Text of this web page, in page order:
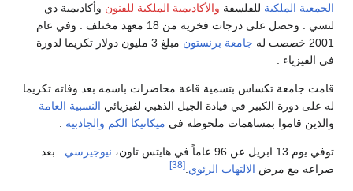
الجمعية الملكية للفلسفة والأكاديمية الملكية للفنون وأكاديمية دي
لنسي . وحصل على درجات فخرية من 18 معهد مختلف . وفي عام
2001 خصصت له
جامعة برنستون
مبلغ 3 مليون دولار تكريما لدورة
في الفيزياء .
قامت جامعة تكساس بتسمية قاعة محاضرات باسمه بعد وفاته تكريما
له على دورة الكبير في قيادة الجيل الذهبي لفيزيائي النسبية العامة
والذين قاموا بمساهمات ملحوظة في ميكانيكا الكم والجاذبية
توفي يوم 13 ابريل عن 96 عاماً في هايتس تاون، نيوجيرسي . بعد
صراعه مع مرض الالتهاب الرئوي [38]